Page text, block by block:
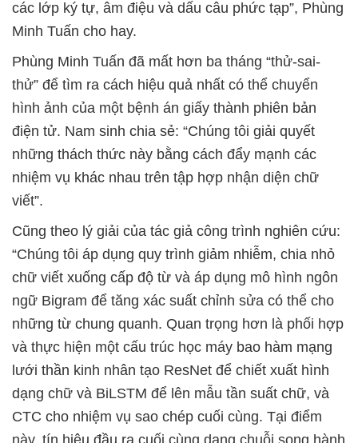
các lớp ký tự, âm điệu và dấu câu phức tạp”, Phùng
Minh Tuấn cho hay.
Phùng Minh Tuấn đã mất hơn ba tháng “thử-sai-
thử” để tìm ra cách hiệu quả nhất có thể chuyển
hình ảnh của một bệnh án giấy thành phiên bản
điện tử. Nam sinh chia sẻ: “Chúng tôi giải quyết
những thách thức này bằng cách đẩy mạnh các
nhiệm vụ khác nhau trên tập hợp nhận diện chữ
viết”.
Cũng theo lý giải của tác giả công trình nghiên cứu:
“Chúng tôi áp dụng quy trình giảm nhiễm, chia nhỏ
chữ viết xuống cấp độ từ và áp dụng mô hình ngôn
ngữ Bigram để tăng xác suất chỉnh sửa có thể cho
những từ chung quanh. Quan trọng hơn là phối hợp
và thực hiện một cấu trúc học máy bao hàm mạng
lưới thần kinh nhân tạo ResNet để chiết xuất hình
dạng chữ và BiLSTM để lên mẫu tần suất chữ, và
CTC cho nhiệm vụ sao chép cuối cùng. Tại điểm